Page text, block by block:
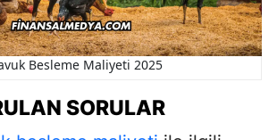
Besleme Maliyeti 2025
SORULAR